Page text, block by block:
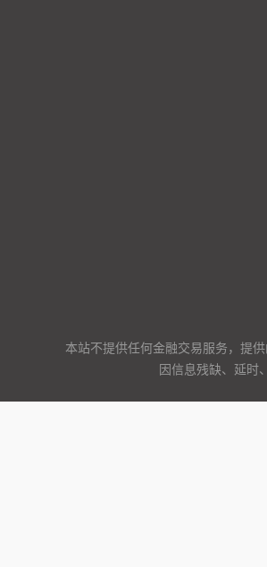
本站不提供任何金融交易服务，提
因信息残缺、延时